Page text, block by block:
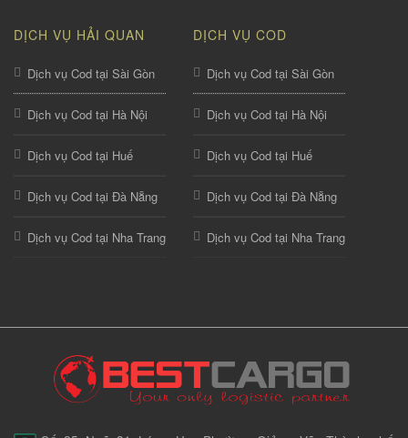
DỊCH VỤ HẢI QUAN
Dịch vụ Cod tại Sài Gòn
Dịch vụ Cod tại Hà Nội
Dịch vụ Cod tại Huế
Dịch vụ Cod tại Đà Nẵng
Dịch vụ Cod tại Nha Trang
DỊCH VỤ COD
Dịch vụ Cod tại Sài Gòn
Dịch vụ Cod tại Hà Nội
Dịch vụ Cod tại Huế
Dịch vụ Cod tại Đà Nẵng
Dịch vụ Cod tại Nha Trang